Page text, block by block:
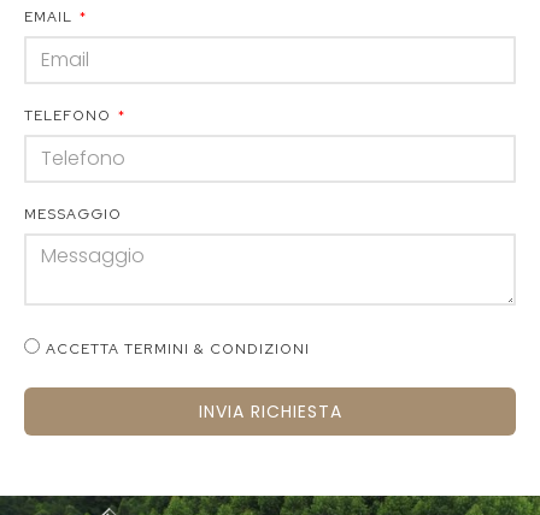
EMAIL
TELEFONO
MESSAGGIO
ACCETTA TERMINI & CONDIZIONI
INVIA RICHIESTA